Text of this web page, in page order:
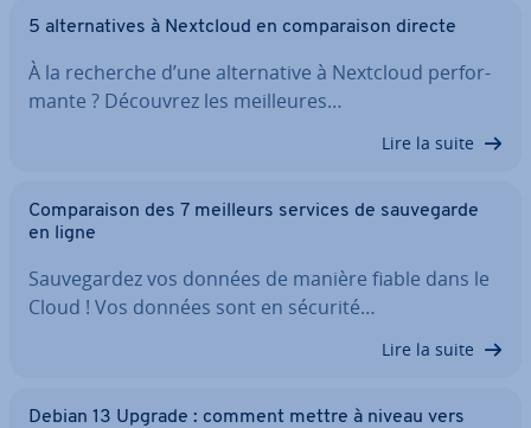
5 al­ter­na­tives à Nextcloud en com­pa­rai­son directe
À la recherche d’une al­ter­na­tive à Nextcloud per­for­
mante ? Découvrez les meil­leures…
Lire la suite
Com­pa­rai­son des 7 meilleurs services de sau­ve­garde
en ligne
Sau­ve­gar­dez vos données de manière fiable dans le
Cloud ! Vos données sont en sécurité…
Lire la suite
Debian 13 Upgrade : comment mettre à niveau vers